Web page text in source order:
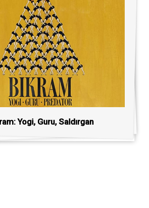
Yogi, Guru, Saldırgan